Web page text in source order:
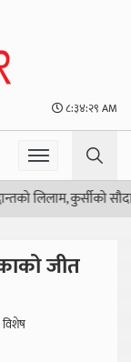
८:३४:३० AM
कुर्सीको सौदाबाजी |उठ
जीत
विशेष